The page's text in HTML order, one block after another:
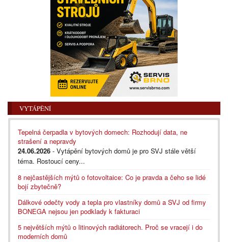
VYTÁPĚNÍ
Tepelná čerpadla v bytových domech: Rozhodují data, ne
strašení a nepravdy
24.06.2026 - Vytápění bytových domů je pro SVJ stále větší
téma. Rostoucí ceny...
8 nejčastějších mýtů o fotovoltaice: Co je pravda a čeho se lidé
bojí zbytečně?
Dálkové odečty vody a tepla pro vlastníky domů a SVJ od firmy
BONEGA nejsou jen podklady k fakturaci
5 největších mýtů o litinových radiátorech. Proč se vracejí i do
moderních domů